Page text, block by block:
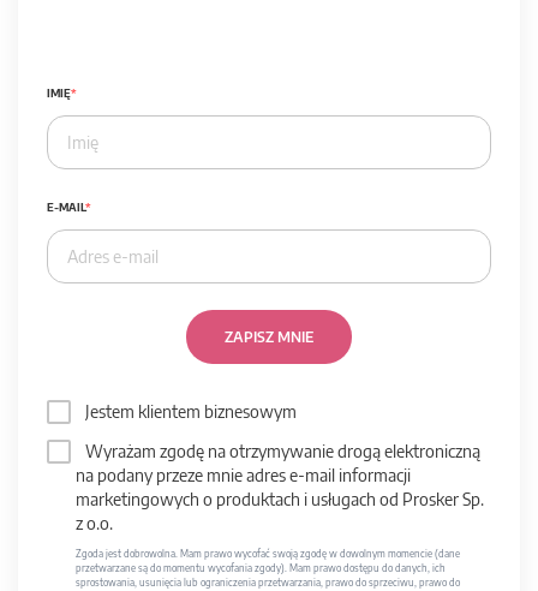
IMIĘ
E-MAIL
ZAPISZ MNIE
Jestem klientem biznesowym
Wyrażam zgodę na otrzymywanie drogą elektroniczną
na podany przeze mnie adres e-mail informacji
marketingowych o produktach i usługach od Prosker Sp.
z o.o.
Zgoda jest dobrowolna. Mam prawo wycofać swoją zgodę w dowolnym momencie (dane
przetwarzane są do momentu wycofania zgody). Mam prawo dostępu do danych, ich
sprostowania, usunięcia lub ograniczenia przetwarzania, prawo do sprzeciwu, prawo do